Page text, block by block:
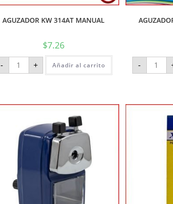
AGUZADOR KW 314AT MANUAL
$7.26
- + Añadir al carrito -